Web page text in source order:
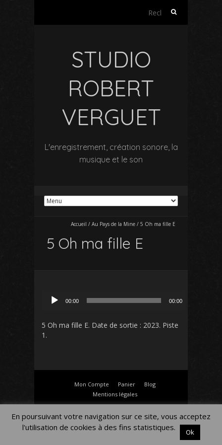
Rechercher :
STUDIO
ROBERT
VERGUET
L'enregistrement, création sonore, la
musique et le son
Accueil / Au Pays de la Mine / 5 Oh ma fille E
5 Oh ma fille E
00:00 00:00
5 Oh ma fille E. Date de sortie : 2023. Piste
1.
Mon Compte Panier
Blog
Mentions légales
En poursuivant votre navigation sur ce site, vous acceptez
l'utilisation de cookies à des fins statistiques.
Ok